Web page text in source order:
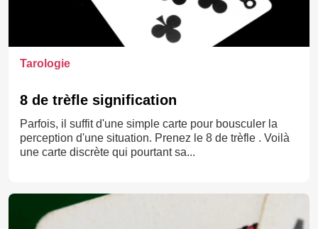
Tarologie
8 de trèfle signification
Parfois, il suffit d'une simple carte pour bousculer la
perception d'une situation. Prenez le 8 de trèfle . Voilà
une carte discrète qui pourtant sa...